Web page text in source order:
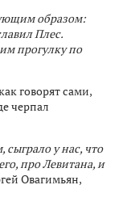
образом:
Плес.
прогулку по
говорят сами,
черпал
у нас, что
про Левитана, и
Овагимьян,